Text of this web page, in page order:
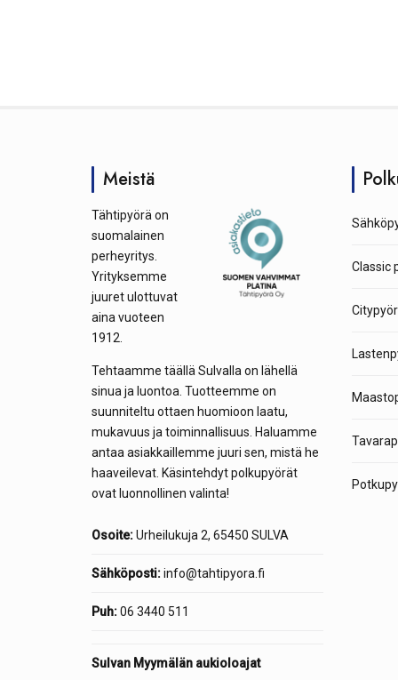
Meistä
Tähtipyörä on
suomalainen
perheyritys.
Yrityksemme
juuret ulottuvat
aina vuoteen
1912.
Tehtaamme täällä Sulvalla on lähellä
sinua ja luontoa. Tuotteemme on
suunniteltu ottaen huomioon laatu,
mukavuus ja toiminnallisuus. Haluamme
antaa asiakkaillemme juuri sen, mistä he
haaveilevat. Käsintehdyt polkupyörät
ovat luonnollinen valinta!
Osoite:Urheilukuja 2, 65450 SULVA
Sähköposti:info@tahtipyora.fi
Puh:06 3440 511
Sulvan Myymälän aukioloajat
Classic